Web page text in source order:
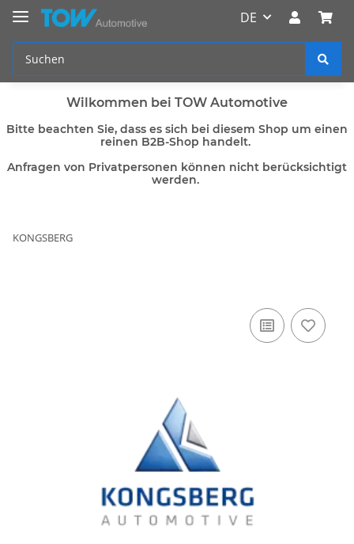
DE
Wilkommen bei TOW Automotive
Bitte beachten Sie, dass es sich bei diesem Shop um einen
reinen B2B-Shop handelt.
Anfragen von Privatpersonen können nicht berücksichtigt
werden.
KONGSBERG